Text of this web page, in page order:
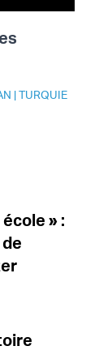
|TURQUIE
» :